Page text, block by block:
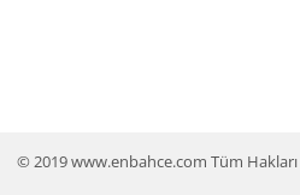
© 2019 www.enbahce.com Tüm Hakları